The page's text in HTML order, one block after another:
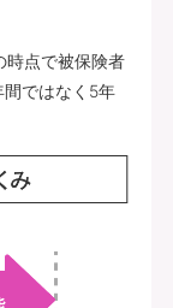
時点で被保険者
ではなく5年